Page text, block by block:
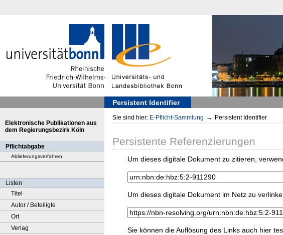
Persistent Identifier
Elektronische Publikationen aus
dem Regierungsbezirk Köln
Pflichtabgabe
Ablieferungsverfahren
Listen
Titel
Autor / Beteiligte
Ort
Verlag
Sie sind hier: E-Pflicht-Sammlung → Persistent Identifier
Persistente Referenzierungen
Um dieses digitale Dokument zu zitieren,
Um dieses digitale Dokument im Netz zu
Sie können die Auflösung des Links auch hier